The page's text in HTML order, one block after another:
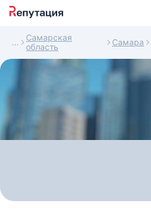
Самарская
область
Самара